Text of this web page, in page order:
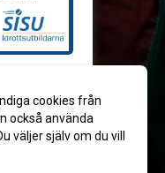
cookies från
också använda
väljer själv om du vill